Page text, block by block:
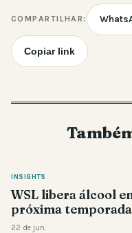
COMPARTILHAR:
Copiar link
INSIGHTS
WSL libera álcool
próxima temporada
22 de jun.